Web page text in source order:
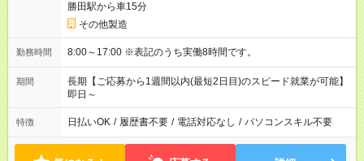
勝田駅から車15分
その他製造
勤務時間 8:00～17:00 ※表記のうち実働8時間です。
期間
長期【ご応募から1週間以内(最短2日目)のスピード就業が可能】
即日～
特徴 日払いOK / 履歴書不要 / 電話対応なし / パソコンスキル不要